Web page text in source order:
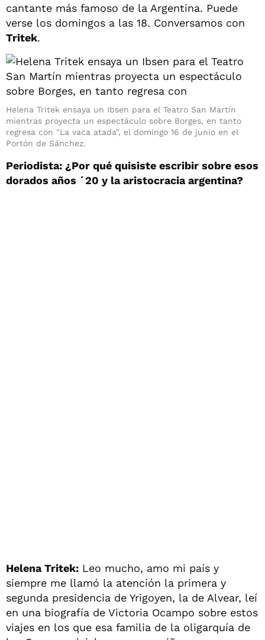
cantante más famoso de la Argentina. Puede
verse los domingos a las 18. Conversamos con
Tritek.
Helena Tritek ensaya un Ibsen para el Teatro San Martín
mientras proyecta un espectáculo sobre Borges, en tanto
regresa con "La vaca atada", el domingo 16 de junio en el
Portón de Sánchez.
Periodista: ¿Por qué quisiste escribir sobre esos
dorados años ´20 y la aristocracia argentina?
Helena Tritek: Leo mucho, amo mi país y
siempre me llamó la atención la primera y
segunda presidencia de Yrigoyen, la de Alvear, leí
en una biografía de Victoria Ocampo sobre estos
viajes en los que esa familia de la oligarquía de